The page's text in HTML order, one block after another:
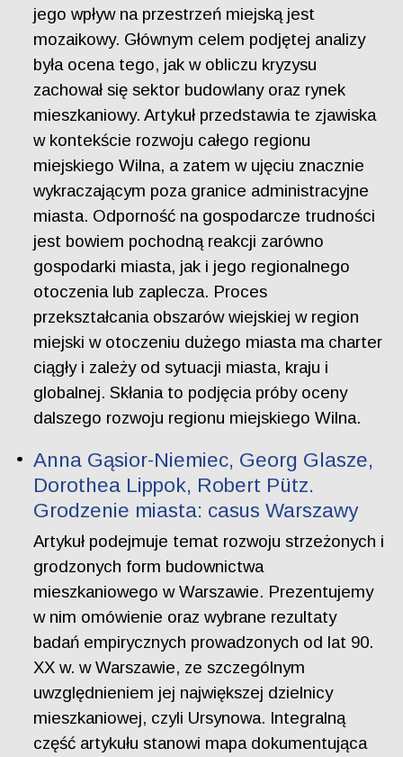
jego wpływ na przestrzeń miejską jest
mozaikowy. Głównym celem podjętej analizy
była ocena tego, jak w obliczu kryzysu
zachował się sektor budowlany oraz rynek
mieszkaniowy. Artykuł przedstawia te zjawiska
w kontekście rozwoju całego regionu
miejskiego Wilna, a zatem w ujęciu znacznie
wykraczającym poza granice administracyjne
miasta. Odporność na gospodarcze trudności
jest bowiem pochodną reakcji zarówno
gospodarki miasta, jak i jego regionalnego
otoczenia lub zaplecza. Proces
przekształcania obszarów wiejskiej w region
miejski w otoczeniu dużego miasta ma charter
ciągły i zależy od sytuacji miasta, kraju i
globalnej. Skłania to podjęcia próby oceny
dalszego rozwoju regionu miejskiego Wilna.
Anna Gąsior-Niemiec, Georg Glasze,
Dorothea Lippok, Robert Pütz.
Grodzenie miasta: casus Warszawy
Artykuł podejmuje temat rozwoju strzeżonych i
grodzonych form budownictwa
mieszkaniowego w Warszawie. Prezentujemy
w nim omówienie oraz wybrane rezultaty
badań empirycznych prowadzonych od lat 90.
XX w. w Warszawie, ze szczególnym
uwzględnieniem jej największej dzielnicy
mieszkaniowej, czyli Ursynowa. Integralną
część artykułu stanowi mapa dokumentująca